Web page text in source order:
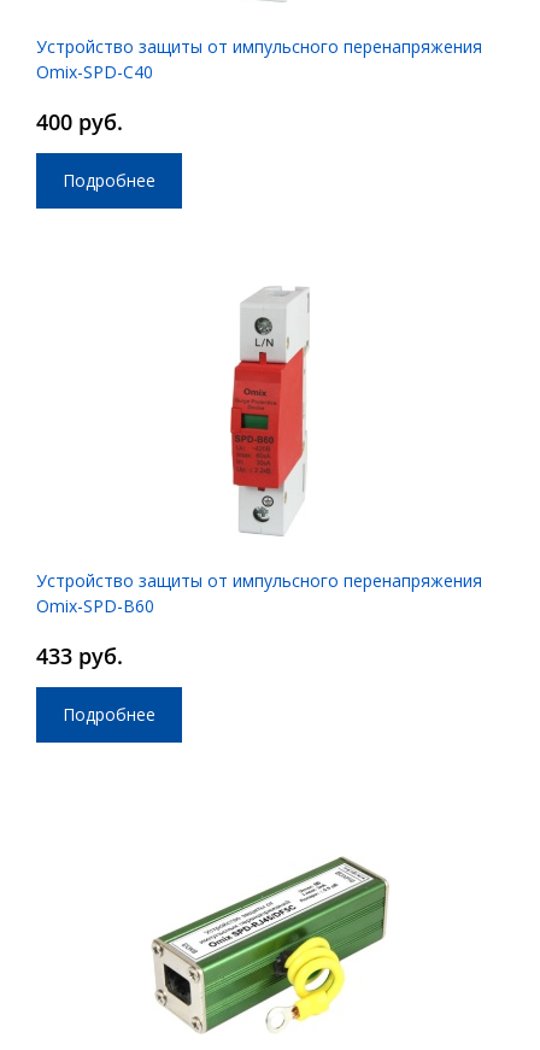
Устройство защиты от импульсного перенапряжения
Omix-SPD-C40
400 руб.
Подробнее
Устройство защиты от импульсного перенапряжения
Omix-SPD-B60
433 руб.
Подробнее